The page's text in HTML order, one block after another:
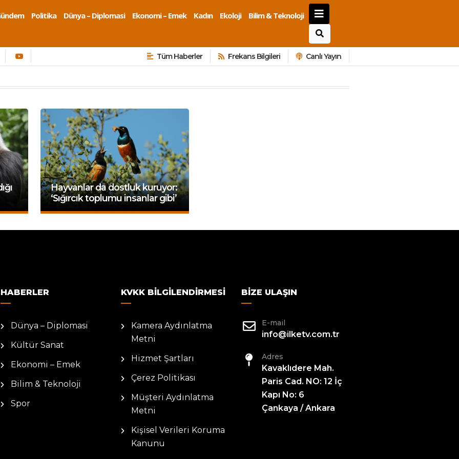
Politika Dünya – Diplomasi Ekonomi – Emek Kadın Ekoloji Bilim & Teknoloji
Tüm Haberler Frekans Bilgileri Canlı Yayın
Hayvanlar da dostluk kuruyor:
‘Sığırcık toplumu insanlar gibi’
HABERLER
Dünya – Diplomasi
Kültür Sanat
Ekonomi – Emek
Bilim & Teknoloji
Spor
KVKK BILGILENDIRMESI
Kamera Aydınlatma
Metni
Hizmet Şartları
Çerez Politikası
Müşteri Aydınlatma
Metni
Kişisel Verileri Koruma
Kanunu
BIZE ULAŞIN
E-mail
info@ilketv.com.tr
Adres
Kavaklıdere Mah.
Paris Cad. NO: 12 İç
Kapı No: 6
Çankaya / Ankara